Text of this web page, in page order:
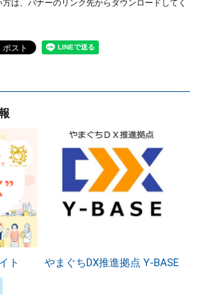
は、バナーのリンク先からダウンロードしてく
ト やまぐちDX推進拠点 Y-BASE